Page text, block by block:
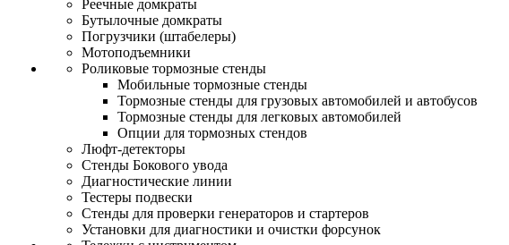
Реечные домкраты
Бутылочные домкраты
Погрузчики (штабелеры)
Мотоподъемники
Роликовые тормозные стенды
Мобильные тормозные стенды
Тормозные стенды для грузовых автомобилей и автобусов
Тормозные стенды для легковых автомобилей
Опции для тормозных стендов
Люфт-детекторы
Стенды Бокового увода
Диагностические линии
Тестеры подвески
Стенды для проверки генераторов и стартеров
Установки для диагностики и очистки форсунок